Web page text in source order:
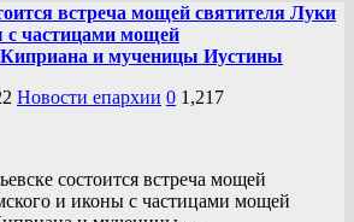
встреча мощей святителя Луки
частицами мощей
и мученицы Иустины
Новости епархии 0 1,217
состоится встреча мощей
и иконы с частицами мощей